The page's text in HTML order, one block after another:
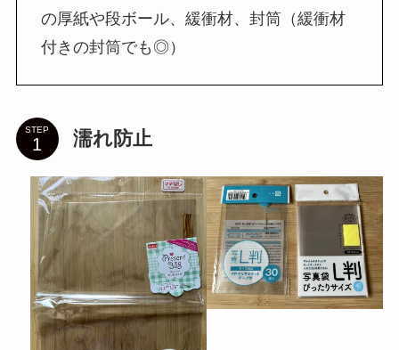
の厚紙や段ボール、緩衝材、封筒（緩衝材
付きの封筒でも◎）
STEP 濡れ防止